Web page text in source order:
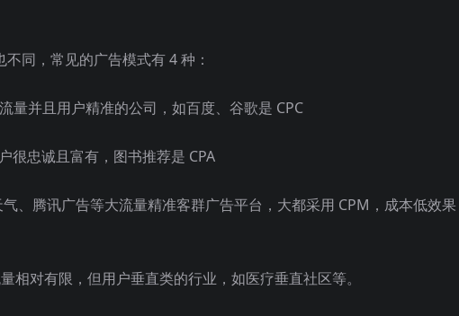
同，常见的广告模式有 4 种：
量并且用户精准的公司，如百度、谷歌是 CPC
很忠诚且富有，图书推荐是 CPA
、腾讯广告等大流量精准客群广告平台，大都采用 CPM，成本低效果
相对有限，但用户垂直类的行业，如医疗垂直社区等。